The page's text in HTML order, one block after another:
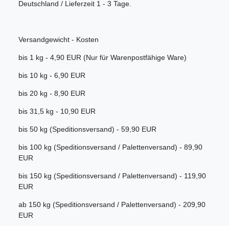
Deutschland / Lieferzeit 1 - 3 Tage.
Versandgewicht - Kosten
bis 1 kg - 4,90 EUR (Nur für Warenpostfähige Ware)
bis 10 kg - 6,90 EUR
bis 20 kg - 8,90 EUR
bis 31,5 kg - 10,90 EUR
bis 50 kg (Speditionsversand) - 59,90 EUR
bis 100 kg (Speditionsversand / Palettenversand) - 89,90
EUR
bis 150 kg (Speditionsversand / Palettenversand) - 119,90
EUR
ab 150 kg (Speditionsversand / Palettenversand) - 209,90
EUR